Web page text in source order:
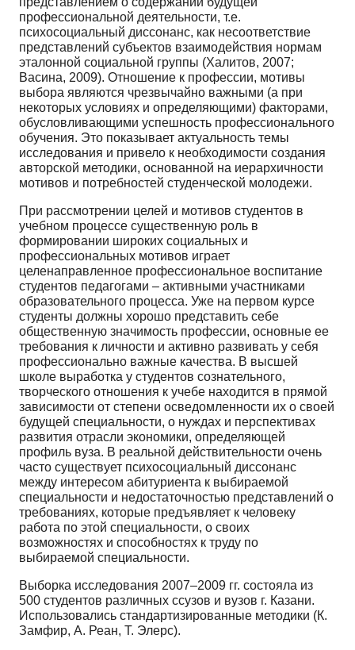
профессиональной деятельности, т.е.
психосоциальный диссонанс, как несоответствие
представлений субъектов взаимодействия нормам
эталонной социальной группы (Халитов, 2007;
Васина, 2009). Отношение к профессии, мотивы
выбора являются чрезвычайно важными (а при
некоторых условиях и определяющими) факторами,
обусловливающими успешность профессионального
обучения. Это показывает актуальность темы
исследования и привело к необходимости создания
авторской методики, основанной на иерархичности
мотивов и потребностей студенческой молодежи.
При рассмотрении целей и мотивов студентов в
учебном процессе существенную роль в
формировании широких социальных и
профессиональных мотивов играет
целенаправленное профессиональное воспитание
студентов педагогами – активными участниками
образовательного процесса. Уже на первом курсе
студенты должны хорошо представить себе
общественную значимость профессии, основные ее
требования к личности и активно развивать у себя
профессионально важные качества. В высшей
школе выработка у студентов сознательного,
творческого отношения к учебе находится в прямой
зависимости от степени осведомленности их о своей
будущей специальности, о нуждах и перспективах
развития отрасли экономики, определяющей
профиль вуза. В реальной действительности очень
часто существует психосоциальный диссонанс
между интересом абитуриента к выбираемой
специальности и недостаточностью представлений о
требованиях, которые предъявляет к человеку
работа по этой специальности, о своих
возможностях и способностях к труду по
выбираемой специальности.
Выборка исследования 2007–2009 гг. состояла из
500 студентов различных ссузов и вузов г. Казани.
Использовались стандартизированные методики (К.
Замфир, А. Реан, Т. Элерс).